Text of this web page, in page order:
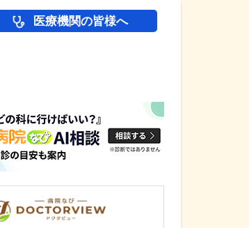
医療機関の皆様へ